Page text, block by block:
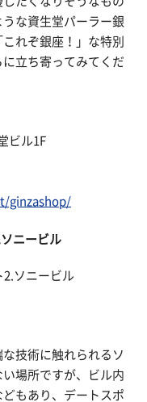
な資生堂パーラー銀
れぞ銀座！」な特別
立ち寄ってみてくだ
ビル1F
ginzashop/
ニービル
技術に触れられるソ
場所ですが、ビル内
もあり、デートスポ